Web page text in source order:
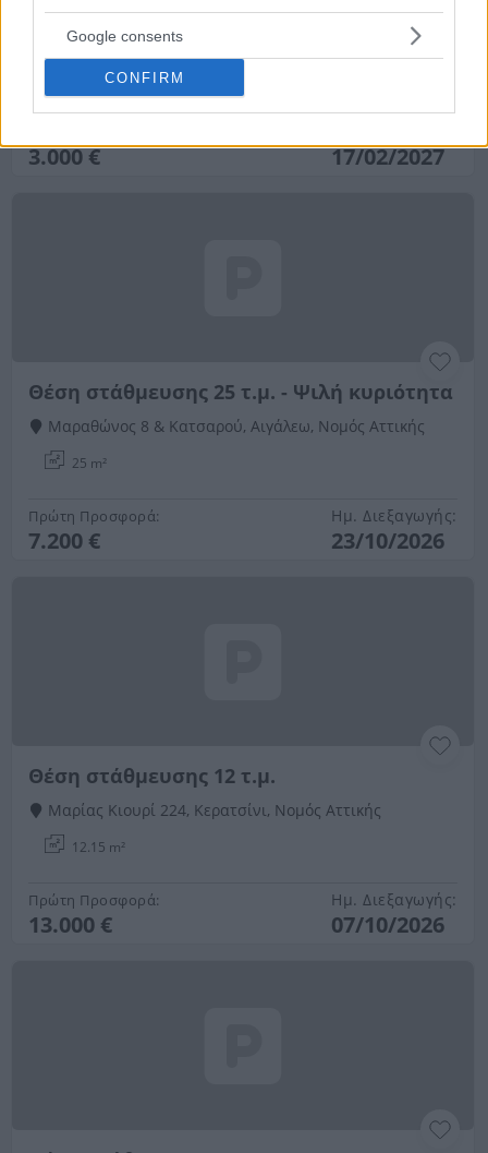
Google consents
CONFIRM
Θέση στάθμευσης 12 τ.μ. - επικαρπία
Πλάτωνος 3, Γλυφάδα, Νομός Αττικής
12.25 m²
3.000 € 17/02/2027
Θέση στάθμευσης 25 τ.μ. - Ψιλή κυριότητα
Μαραθώνος 8 & Κατσαρού, Αιγάλεω, Νομός Αττικής
25 m²
Πρώτη Προσφορά:
7.200 €
Ημ. Διεξαγωγής:
23/10/2026
Θέση στάθμευσης 12 τ.μ.
Μαρίας Κιουρί 224, Κερατσίνι, Νομός Αττικής
12.15 m²
Πρώτη Προσφορά:
13.000 €
Ημ. Διεξαγωγής:
07/10/2026